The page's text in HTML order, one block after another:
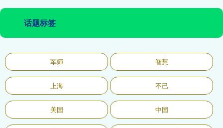
话题标签
军师 智慧
上海 不已
美国 中国